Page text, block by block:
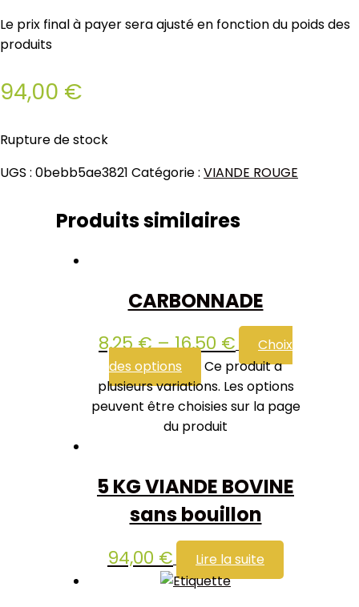
Le prix final à payer sera ajusté en fonction du poids des
produits
94,00 €
Rupture de stock
UGS : 0bebb5ae3821 Catégorie : VIANDE ROUGE
Produits similaires
CARBONNADE
8,25€–16,50 €
Choix
des options
Ce produit a
plusieurs variations. Les options
peuvent être choisies sur la page
du produit
5 KG VIANDE BOVINE
sans bouillon
94,00 € Lire la suite